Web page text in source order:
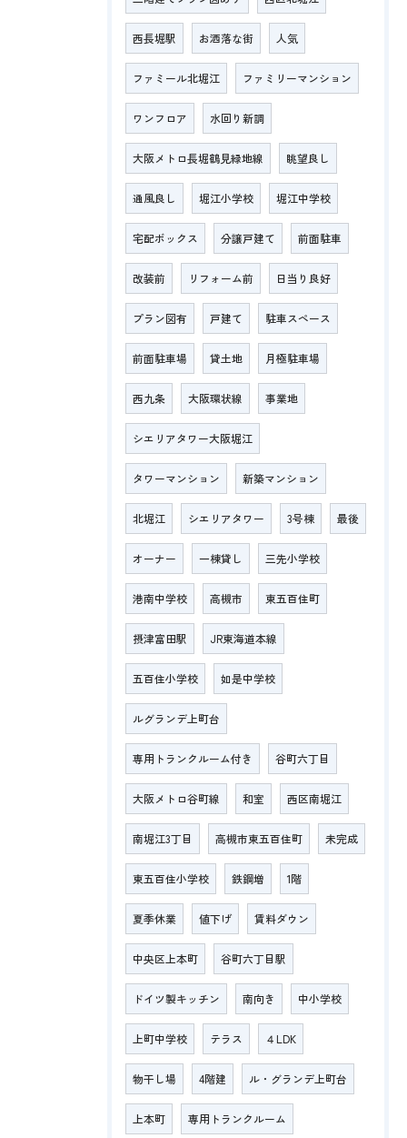
西長堀駅 お洒落な街 人気
ファミール北堀江 ファミリーマンション
ワンフロア 水回り新調
大阪メトロ長堀鶴見緑地線 眺望良し
通風良し 堀江小学校 堀江中学校
宅配ボックス 分譲戸建て 前面駐車
改装前 リフォーム前 日当り良好
プラン図有 戸建て 駐車スペース
前面駐車場 貸土地 月極駐車場
西九条 大阪環状線 事業地
シエリアタワー大阪堀江
タワーマンション 新築マンション
北堀江 シエリアタワー 3号棟 最後
オーナー 一棟貸し 三先小学校
港南中学校 高槻市 東五百住町
摂津富田駅 JR東海道本線
五百住小学校 如是中学校
ルグランデ上町台
専用トランクルーム付き 谷町六丁目
大阪メトロ谷町線 和室 西区南堀江
南堀江3丁目 高槻市東五百住町 未完成
東五百住小学校 鉄鋼増 1階
夏季休業 値下げ 賃料ダウン
中央区上本町 谷町六丁目駅
ドイツ製キッチン 南向き 中小学校
上町中学校 テラス ４LDK
物干し場 4階建 ル・グランデ上町台
上本町 専用トランクルーム